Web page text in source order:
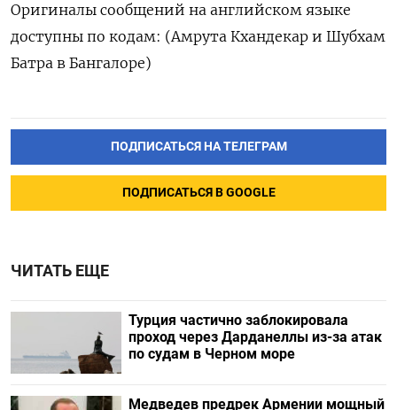
Оригиналы сообщений на английском языке
доступны по кодам: (Амрута Кхандекар и Шубхам
Батра в Бангалоре)
ПОДПИСАТЬСЯ НА ТЕЛЕГРАМ
ПОДПИСАТЬСЯ В GOOGLE
ЧИТАТЬ ЕЩЕ
Турция частично заблокировала
проход через Дарданеллы из-за атак
по судам в Черном море
Медведев предрек Армении мощный